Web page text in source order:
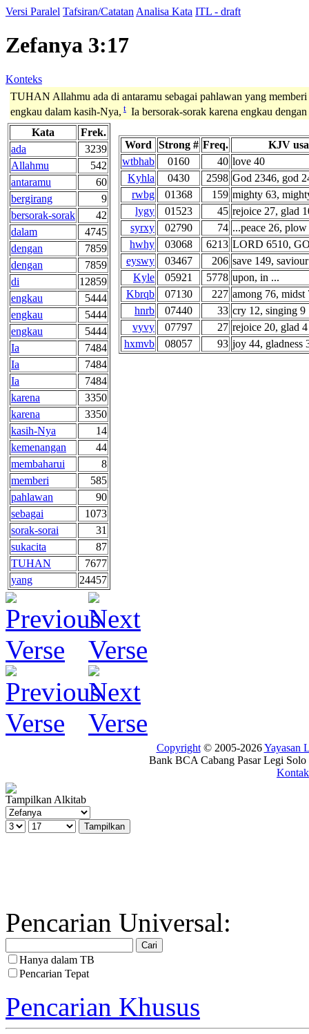
Versi Paralel Tafsiran/Catatan Analisa Kata ITL - draft
Zefanya 3:17
Konteks
TUHAN Allahmu ada di antaramu sebagai pahlawan yang memberi
engkau dalam kasih-Nya, t Ia bersorak-sorak karena engkau
Kata
Frek.
ada
3239
Allahmu
542
antaramu
60
bergirang
9
bersorak-sorak
42
dalam
4745
dengan
7859
dengan
7859
di
12859
engkau
5444
engkau
5444
engkau
5444
Ia
7484
Ia
7484
Ia
7484
karena
3350
karena
3350
kasih-Nya
14
kemenangan
44
membaharui
8
memberi
585
pahlawan
90
sebagai
1073
sorak-sorai
31
sukacita
87
TUHAN
7677
yang
24457
Word Strong # Freq.
KJV
wtbhab
0160 40 love 40
Kyhla
0430 2598 God 2346, god
rwbg
01368 159 mighty 63,
lygy
01523 45 rejoice 27, glad
syrxy
02790 74 ...peace 26,
hwhy
03068 6213 LORD 6510,
eyswy
03467 206 save 149,
Kyle
05921 5778 upon, in ...
Kbrqb
07130 227 among 76, midst
hnrb
07440 33 cry 12, singing 9
vyvy
07797 27 rejoice 20, glad
hxmvb
08057 93 joy 44, gladness
Copyright© 2005-2026Yayasan
Bank BCA Cabang Pasar Legi
Kontak
Tampilkan Alkitab
Pencarian Universal:
Hanya dalam TB
Pencarian Tepat
Pencarian Khusus